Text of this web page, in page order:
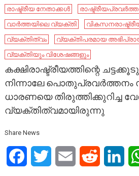
രാഷ്ട്രീയ നേതാക്കൾ
വാർത്തയിലെ വ്യക്തി
വ്യക്തിത്വം
വ്യക്തിപരമായ
വ്യക്തിയും വിശേഷങ്ങളും
​കക്ഷിരാഷ്ട്രീയത്തിന്റെ
നിന്നാലേ
ധാരണയെ തിരുത്തിക്കുറിച്ച
വ്യക്തിത്വമായിരുന്നു
Share News
FacebookTwitter Email Reddit